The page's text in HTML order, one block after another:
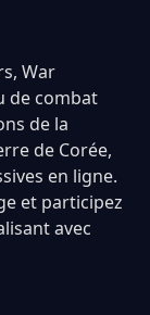
War
de combat
de la
de Corée,
en ligne.
et participez
avec